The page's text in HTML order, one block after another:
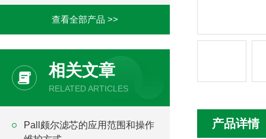
查看全部产品 >>
相关文章
RELATED ARTICLES
Pall颇尔滤芯的应用范围和操作
产品详情